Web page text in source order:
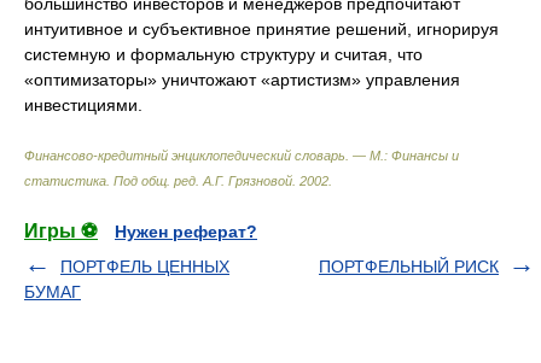
интуитивное и субъективное принятие решений, игнорируя
системную и формальную структуру и считая, что
«оптимизаторы» уничтожают «артистизм» управления
инвестициями.
Финансово-кредитный энциклопедический словарь. — М.: Финансы и
статистика Под общ. ред. А.Г. Грязновой 2002
Игры ⚽
Нужен реферат?
ПОРТФЕЛЬ ЦЕННЫХ
БУМАГ
ПОРТФЕЛЬНЫЙ РИСК